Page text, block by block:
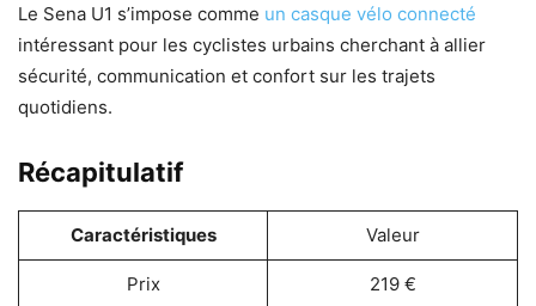
Le Sena U1 s’impose comme un casque vélo connecté
intéressant pour les cyclistes urbains cherchant à allier
sécurité, communication et confort sur les trajets
quotidiens.
Récapitulatif
Caractéristiques Valeur
Prix 219 €